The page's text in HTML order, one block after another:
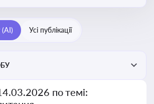
(AI) Усі публікації
по темі: